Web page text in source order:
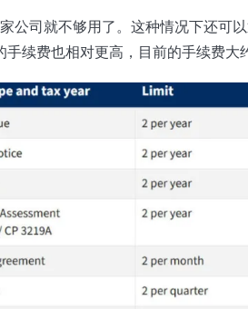
公司就不够用了。这种情况下还可
续费也相对更高，目前的手续费大